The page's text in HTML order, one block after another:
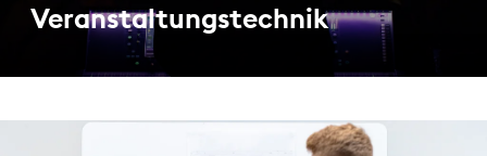
Veranstaltungstechnik